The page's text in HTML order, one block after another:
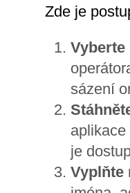
Zde je
Vyberte
sázení
je
Vyplňte